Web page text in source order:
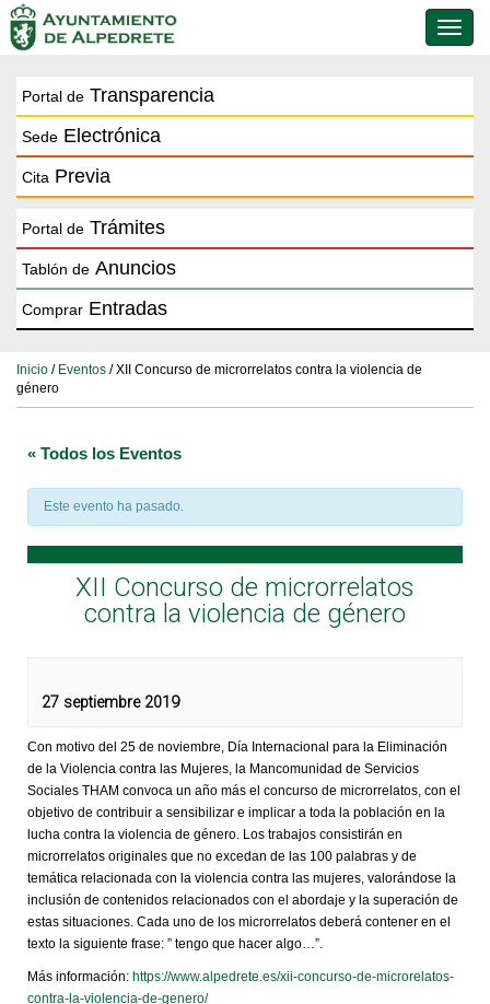
de
Portal de Transparencia
Sede Electrónica
Cita Previa
Portal de Trámites
Tablón de Anuncios
Comprar Entradas
Inicio / Eventos / XII Concurso de microrrelatos contra la violencia de
género
« Todos los Eventos
Este evento ha pasado.
XII Concurso de microrrelatos
contra la violencia de género
27 septiembre 2019
Con motivo del 25 de noviembre, Día Internacional para la Eliminación
de la Violencia contra las Mujeres, la Mancomunidad de Servicios
Sociales THAM convoca un año más el concurso de microrrelatos, con el
objetivo de contribuir a sensibilizar e implicar a toda la población en la
lucha contra la violencia de género. Los trabajos consistirán en
microrrelatos originales que no excedan de las 100 palabras y de
temática relacionada con la violencia contra las mujeres, valorándose la
inclusión de contenidos relacionados con el abordaje y la superación de
estas situaciones. Cada uno de los microrrelatos deberá contener en el
texto la siguiente frase: ” tengo que hacer algo…”.
Más información: https://www.alpedrete.es/xii-concurso-de-microrelatos-
contra-la-violencia-de-genero/